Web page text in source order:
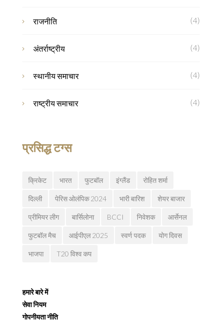
राजनीति (4)
अंतर्राष्ट्रीय (4)
स्थानीय समाचार (4)
राष्ट्रीय समाचार (4)
प्रसिद्ध टग्स
क्रिकेट भारत फुटबॉल इंग्लैंड रोहित शर्मा
दिल्ली पेरिस ओलंपिक 2024 भारी बारिश शेयर बाजार
प्रीमियर लीग बार्सिलोना BCCI निवेशक आर्सेनल
फुटबॉल मैच आईपीएल 2025 स्वर्ण पदक योग दिवस
भाजपा T20 विश्व कप
हमारे बारे में
सेवा नियम
गोपनीयता नीति